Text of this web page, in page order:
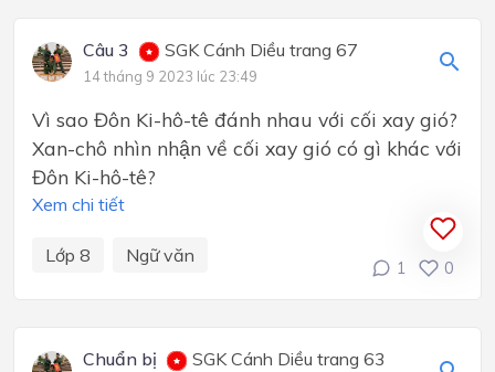
Câu 3 SGK Cánh Diều trang 67
14 tháng 9 2023 lúc 23:49
Vì sao Đôn Ki-hô-tê đánh nhau với cối xay gió?
Xan-chô nhìn nhận về cối xay gió có gì khác với
Đôn Ki-hô-tê?
Xem chi tiết
Lớp 8 Ngữ văn
1 0
Chuẩn bị SGK Cánh Diều trang 63